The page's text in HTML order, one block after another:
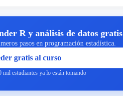
R y análisis de datos gratis
pasos en programación estadística.
gratis al curso
mil estudiantes ya lo están tomando